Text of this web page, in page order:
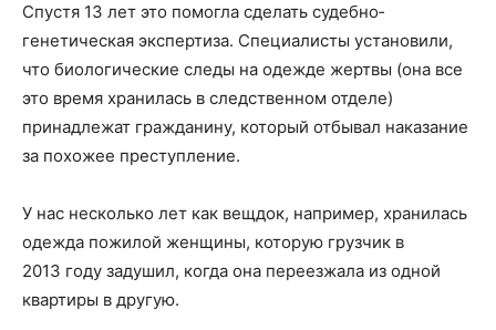
Спустя 13 лет это помогла сделать судебно­
генетическая экспертиза. Специалисты установили,
что биологические следы на одежде жертвы (она все
это время хранилась в следственном отделе)
принадлежат гражданину, который отбывал наказание
за похожее преступление.
У нас несколько лет как вещдок, например, хранилась
одежда пожилой женщины, которую грузчик в
2013 году задушил, когда она переезжала из одной
квартиры в другую.